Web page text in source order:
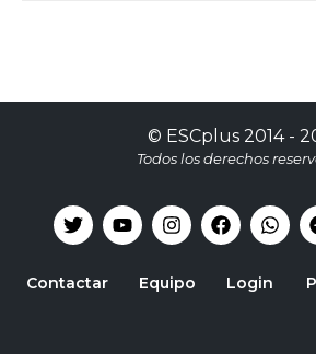
© ESCplus2014 -
Todos los derechos
Contactar Equipo Login